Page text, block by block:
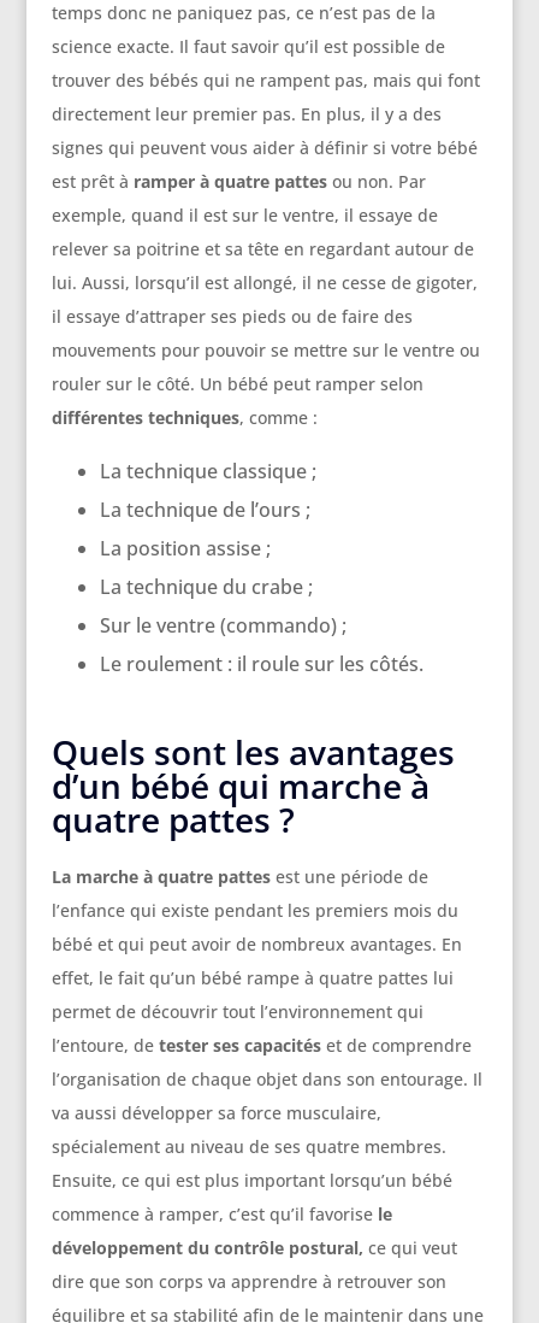
temps donc ne paniquez pas, ce n’est pas de la
science exacte. Il faut savoir qu’il est possible de
trouver des bébés qui ne rampent pas, mais qui font
directement leur premier pas. En plus, il y a des
signes qui peuvent vous aider à définir si votre bébé
est prêt à ramper à quatre pattesou non. Par
exemple, quand il est sur le ventre, il essaye de
relever sa poitrine et sa tête en regardant autour de
lui. Aussi, lorsqu’il est allongé, il ne cesse de gigoter,
il essaye d’attraper ses pieds ou de faire des
mouvements pour pouvoir se mettre sur le ventre ou
rouler sur le côté. Un bébé peut ramper selon
différentes techniques, comme :
La technique classique ;
La technique de l’ours ;
La position assise ;
La technique du crabe ;
Sur le ventre (commando) ;
Le roulement : il roule sur les côtés.
Quels sont les avantages
d’un bébé qui marche à
quatre pattes ?
La marche à quatre pattesest une période de
l’enfance qui existe pendant les premiers mois du
bébé et qui peut avoir de nombreux avantages. En
effet, le fait qu’un bébé rampe à quatre pattes lui
permet de découvrir tout l’environnement qui
l’entoure, de tester ses capacités et de comprendre
l’organisation de chaque objet dans son entourage. Il
va aussi développer sa force musculaire,
spécialement au niveau de ses quatre membres.
Ensuite, ce qui est plus important lorsqu’un bébé
commence à ramper, c’est qu’il favorise le
développement du contrôle postural, ce qui veut
dire que son corps va apprendre à retrouver son
équilibre et sa stabilité afin de le maintenir dans une